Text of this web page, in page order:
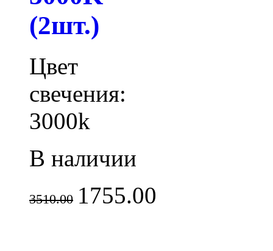
(2шт.)
Цвет
свечения:
3000k
В наличии
3510.00 1755.00